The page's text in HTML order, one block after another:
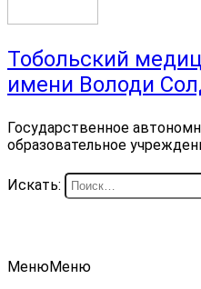
Тобольский
имени Володи
Государственное
образовательное
Искать:
МенюМеню